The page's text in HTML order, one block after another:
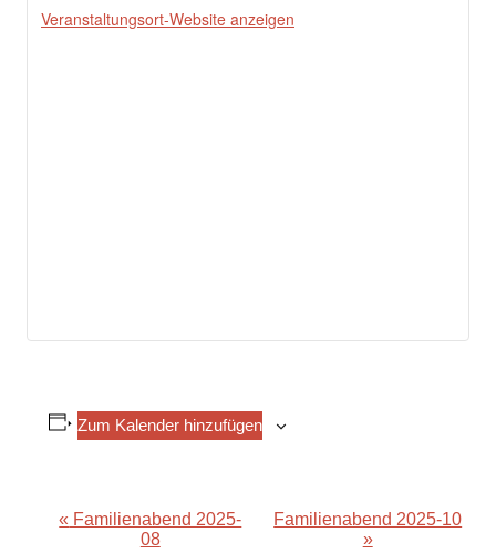
Veranstaltungsort-Website anzeigen
Zum Kalender hinzufügen
Veranstaltung-
« Familienabend 2025-
08
Familienabend 2025-10
»